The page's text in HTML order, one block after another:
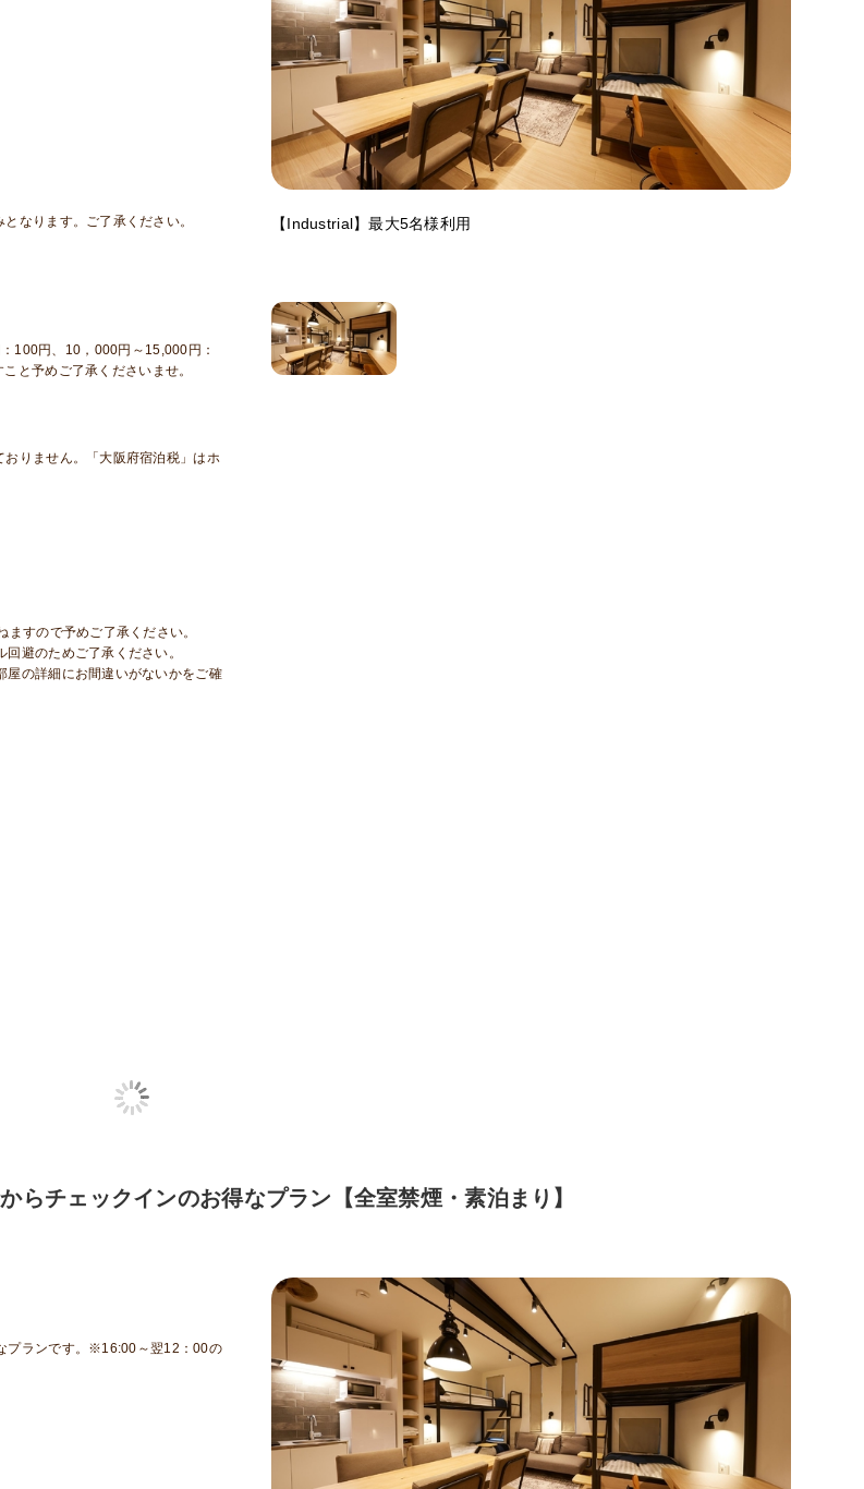
となります。ご了承ください。
100円、10，000円～15,000円：
と予めご了承くださいませ。
りません。「大阪府宿泊税」はホ
すので予めご了承ください。
避のためご了承ください。
の詳細にお間違いがないかをご確
【Industrial】最大5名様利用
らチェックインのお得なプラン【全室禁煙・素泊まり】
プランです。※16:00～翌12：00の